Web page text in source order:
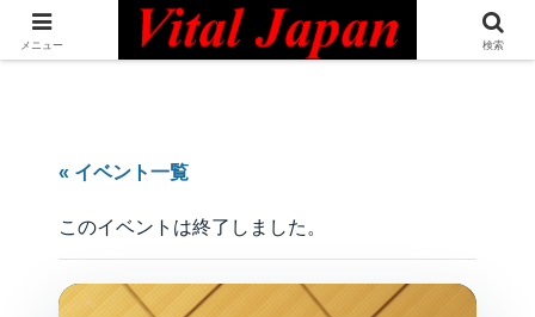
日本最大級の英語コミュニティ・Bilingual Professionals Network
« イベント一覧
このイベントは終了しました。
メニュー 検索